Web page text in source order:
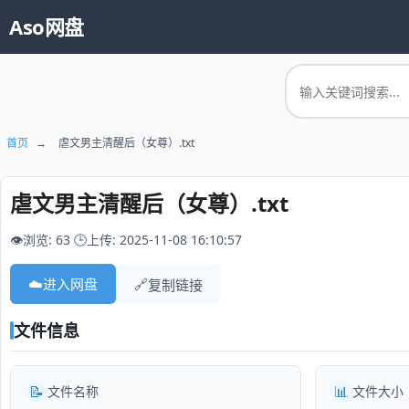
Aso网盘
首页 → 虐文男主清醒后（女尊）.txt
虐文男主清醒后（女尊）.txt
👁️浏览: 63 🕒上传: 2025-11-08 16:10:57
☁️进入网盘 🔗复制链接
文件信息
📝 文件名称 📊 文件大小